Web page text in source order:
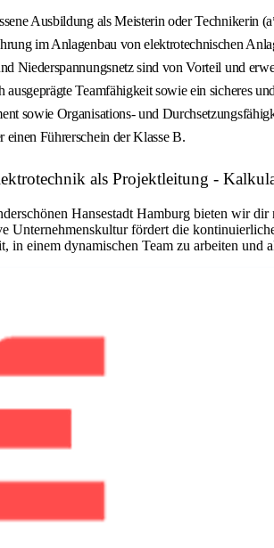
Ausbildung als Meisterin oder
im Anlagenbau von elektrotechnischen
Niederspannungsnetz sind von Vorteil und
ausgeprägte Teamfähigkeit sowie ein sicheres
sowie Organisations- und
einen Führerschein der Klasse B.
als Projektleitung -
Hansestadt Hamburg bieten wir
Unternehmenskultur fördert die
in einem dynamischen Team zu arbeiten und